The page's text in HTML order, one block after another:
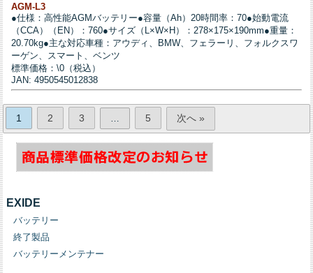
AGM-L3
●仕様：高性能AGMバッテリー●容量（Ah）20時間率：70●始動電流
（CCA）（EN）：760●サイズ（L×W×H）：278×175×190mm●重量：
20.70kg●主な対応車種：アウディ、BMW、フェラーリ、フォルクスワ
ーゲン、スマート、ベンツ
標準価格：\0（税込）
JAN: 4950545012838
1 2 3 5 次へ »
EXIDE
バッテリー
終了製品
バッテリーメンテナー